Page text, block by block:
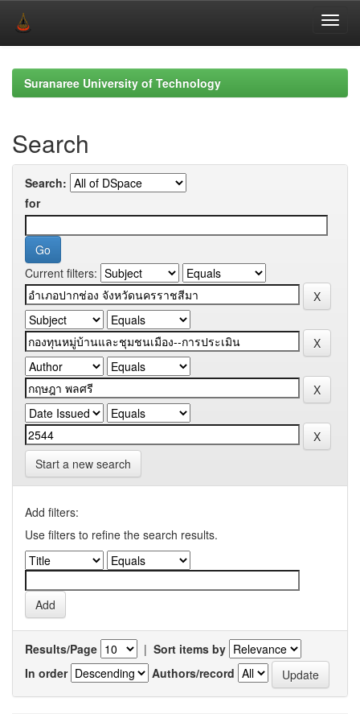
navigationSuranaree University of Technology
Search
Search:
for
Current filters:
Start a new search
Add filters:
Use filters to refine the search results.
Results/Page | Sort items by
In order
Authors/record